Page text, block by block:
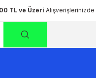
TL ve Üzeri Alışverişlerinizde